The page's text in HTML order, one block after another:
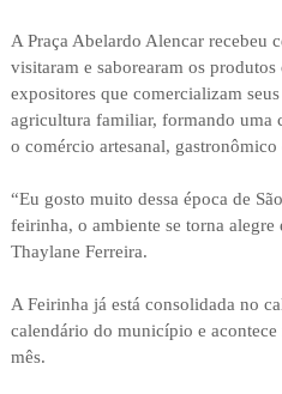
A Praça Abelardo Alencar recebeu
visitaram e saborearam os
expositores que comercializam
agricultura familiar, formando uma
o comércio artesanal,
“Eu gosto muito dessa época de
feirinha, o ambiente se torna
Thaylane Ferreira.
A Feirinha já está consolidada no
calendário do município e
mês.